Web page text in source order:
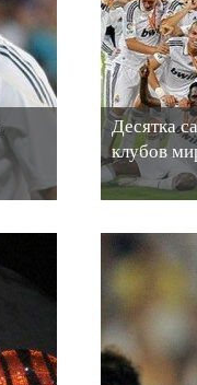
Десятка
клубов